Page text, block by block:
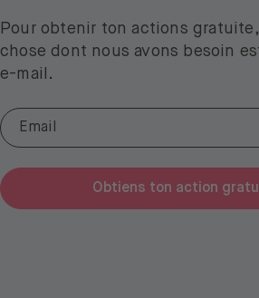
Pour obtenir ton actions
chose dont nous avons besoin
e-mail.
Obtiens ton action